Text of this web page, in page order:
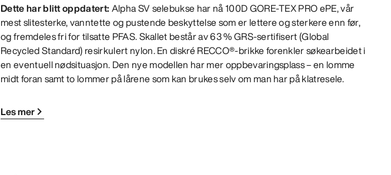
Dette har blitt oppdatert: Alpha SV selebukse har nå 100D GORE-TEX PRO ePE, vår
mest slitesterke, vanntette og pustende beskyttelse som er lettere og sterkere enn før,
og fremdeles fri for tilsatte PFAS. Skallet består av 63 % GRS-sertifisert (Global
Recycled Standard) resirkulert nylon. En diskré RECCO®-brikke forenkler søkearbeidet i
en eventuell nødsituasjon. Den nye modellen har mer oppbevaringsplass – en lomme
midt foran samt to lommer på lårene som kan brukes selv om man har på klatresele.
Les mer